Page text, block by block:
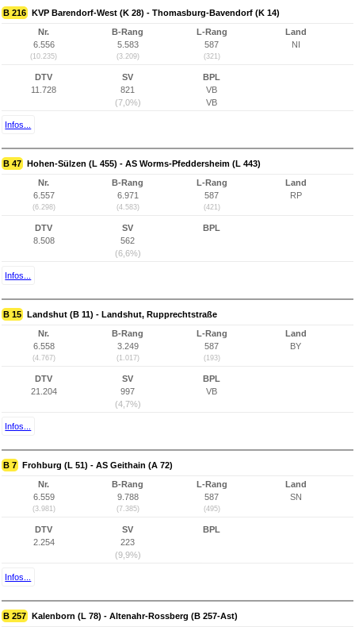
B 216 KVP Barendorf-West (K 28) - Thomasburg-Bavendorf (K 14)
Nr.
6.556
(10.235)
B-Rang
5.583
(3.209)
L-Rang
587
(321)
Land
NI
DTV
11.728
SV
821
(7,0%)
BPL
VB
VB
Infos...
B 47 Hohen-Sülzen (L 455) - AS Worms-Pfeddersheim (L 443)
Nr.
6.557
(6.298)
B-Rang
6.971
(4.583)
L-Rang
587
(421)
Land
RP
DTV
8.508
SV
562
(6,6%)
BPL
Infos...
B 15 Landshut (B 11) - Landshut, Rupprechtstraße
Nr.
6.558
(4.767)
B-Rang
3.249
(1.017)
L-Rang
587
(193)
Land
BY
DTV
21.204
SV
997
(4,7%)
BPL
VB
Infos...
B 7 Frohburg (L 51) - AS Geithain (A 72)
Nr.
6.559
(3.981)
B-Rang
9.788
(7.385)
L-Rang
587
(495)
Land
SN
DTV
2.254
SV
223
(9,9%)
BPL
Infos...
B 257 Kalenborn (L 78) - Altenahr-Rossberg (B 257-Ast)